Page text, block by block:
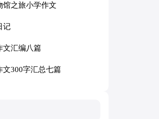
馆之旅小学作文
记
文汇编八篇
文300字汇总七篇